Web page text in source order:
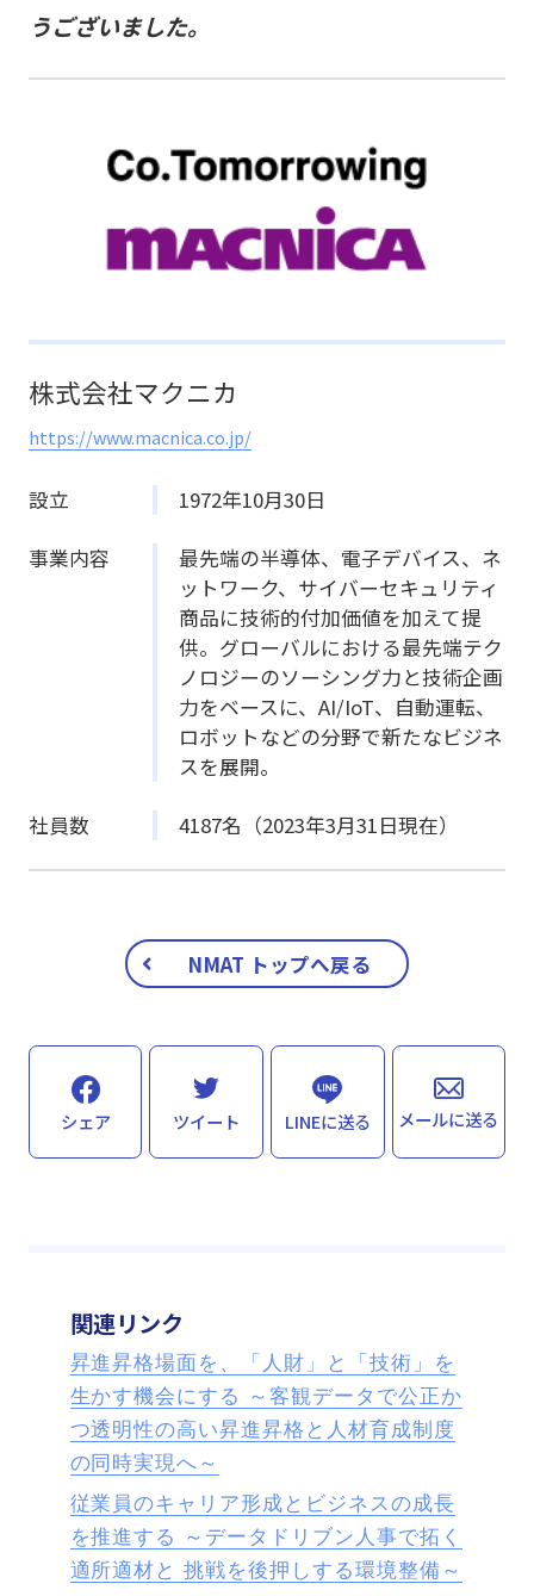
うございました。
株式会社マクニカ
https://www.macnica.co.jp/
設立 1972年10月30日
事業内容
最先端の半導体、電子デバイス、ネ
ットワーク、サイバーセキュリティ
商品に技術的付加価値を加えて提
供。グローバルにおける最先端テク
ノロジーのソーシング力と技術企画
力をベースに、AI/IoT、自動運転、
ロボットなどの分野で新たなビジネ
スを展開。
社員数 4187名（2023年3月31日現在）
NMAT トップへ戻る
シェア ツイート LINEに送る メールに送る
関連リンク
昇進昇格場面を、「人財」と「技術」を
生かす機会にする ～客観データで公正か
つ透明性の高い昇進昇格と人材育成制度
の同時実現へ～
従業員のキャリア形成とビジネスの成長
を推進する ～データドリブン人事で拓く
適所適材と 挑戦を後押しする環境整備～